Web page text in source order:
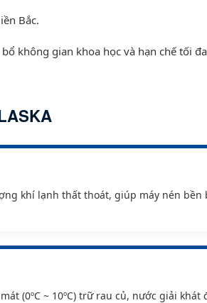
Bắc.
không gian khoa học và hạn chế tối
khí lạnh thất thoát, giúp máy nén bền
(0ºC ~ 10ºC) trữ rau củ, nước giải khát